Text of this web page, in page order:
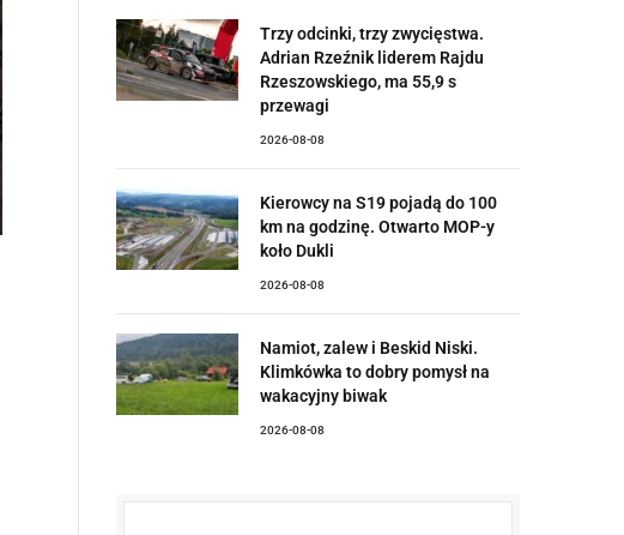
Trzy odcinki, trzy zwycięstwa.
Adrian Rzeźnik liderem Rajdu
Rzeszowskiego, ma 55,9 s
przewagi
2026-08-08
Kierowcy na S19 pojadą do 100
km na godzinę. Otwarto MOP-y
koło Dukli
2026-08-08
Namiot, zalew i Beskid Niski.
Klimkówka to dobry pomysł na
wakacyjny biwak
2026-08-08